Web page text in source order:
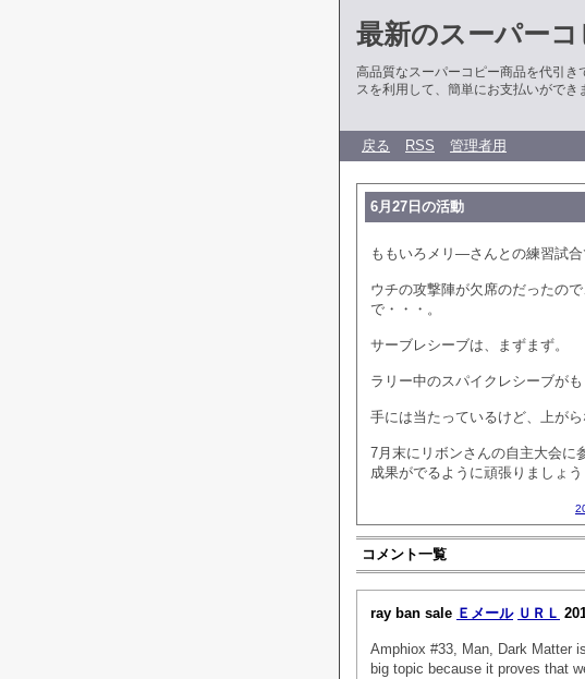
最新のスーパー
高品質なスーパーコピー商品を代引
スを利用して、簡単にお支払いができ
戻る RSS 管理者用
6月27日の活動
ももいろメリ―さんとの練習試合
ウチの攻撃陣が欠席のだったの
で・・・。
サーブレシーブは、まずまず。
ラリー中のスパイクレシーブが
手には当たっているけど、上がら
7月末にリボンさんの自主大会に
成果がでるように頑張りましょう
コメント一覧
ray ban sale Ｅメール ＵＲＬ
Amphiox #33, Man, Dark Matter
big topic because it proves that